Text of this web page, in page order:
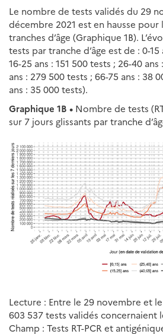
Le nombre de tests validés du 29
décembre 2021 est en hausse pour
tranches d’âge (Graphique 1B).
tests par tranche d’âge est de : 0-
16-25 ans : 151 500 tests ; 26-40
ans : 279 500 tests ; 66-75 ans : 38
ans : 35 000 tests).
Graphique 1B • Nombre de tests
sur 7 jours glissants par tranche
Lecture : Entre le 29 novembre et
603 537 tests validés concernaient
Champ : Tests RT-PCR et